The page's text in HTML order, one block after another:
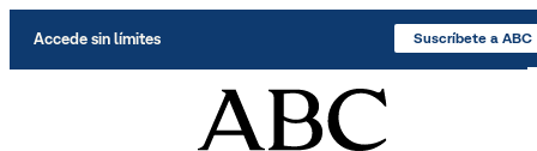
Accede sin límites Suscríbete a ABC